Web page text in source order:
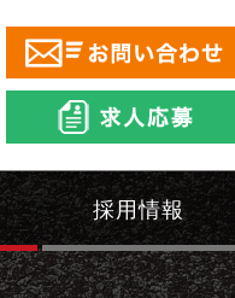
採用情報